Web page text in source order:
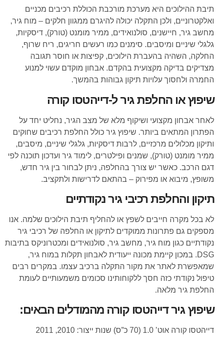
תיבת ההילוכים היא מערכת מורכבת הכוללת רכיבים מכניים
ואלקטרוניים, ולכן התקלה יכולה להיגרם ממגוון חלקים – מוח גיר,
מחשב גיר, חיישנים, סולנואידים, ממיר מומנט (טורק), דיסקיות,
גלגלי שיניים ומיסבים. סימנים כמו רעשים חריגים, ריח שרוף,
החלקה, השהיה בהעברת הילוכים, קפיצות או חוסר תגובה
מצדיקים בדיקה מקצועית בהקדם. אבחון מוקדם עשוי למנוע
החמרה ולחסוך עלויות תיקון גבוהות בהמשך.
שיפוץ או החלפת גיר ל-דייהטסו קורה
לאחר אבחון מקצועי ושיקוף מלא של מצב הגיר, נחליט יחד על
הפתרון המתאים ביותר. שיפוץ גיר כולל החלפת רכיבים שחוקים
ותיקון מכלולים מרכזיים, לרבות דיסקיות, גלגלי שיניים, מיסבים,
ממיר מומנט (טורק), שמנים ופילטרים, לימוד גיר ועדכון תוכנה לפי
דגם הרכב. כאשר יש צורך בהחלפה, ניתן לבחור בין גיר חדש,
משופץ, מיבוא או מפירוק – בהתאם לדרישות ולתקציב.
תיקון והחלפת רכיבי גיר נקודתיים
לא בכל מקרה חייבים לשפץ או להחליף תיבת הילוכים שלמה. אנו
מספקים גם פתרונות ממוקדים לתיקון או החלפה של רכיבי גיר
נקודתיים כגון מוח גיר, מחשב גיר, סולנואידים ומכטרוניקס בתיבות
DSG. במכון קיימת מכונה ייעודית לאבחון תקלות במוח גיר,
שמאפשרת לאתר את מקור התקלה ברכיב עצמו. במקרים רבים
טיפול נקודתי כזה חסך ללקוחותינו סכומים משמעותיים לעומת
החלפת גיר מלאה.
שיפוץ גיר דייהטסו קורה מהמודלים הבאים:
דייהטסו קורה אוט’ 1.0 (70 כ”ס) שנות ייצור: 2010, 2011